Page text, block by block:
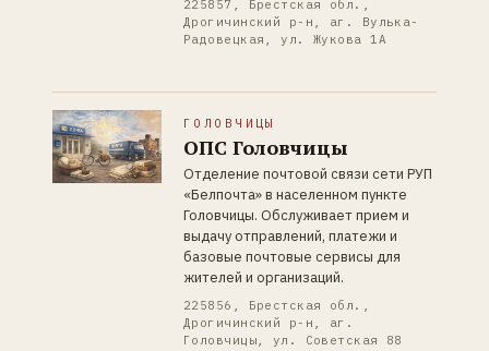
225857, Брестская обл.,
Дрогичинский р-н, аг. Вулька-
Радовецкая, ул. Жукова 1А
ГОЛОВЧИЦЫ
ОПС Головчицы
Отделение почтовой связи сети РУП
«Белпочта» в населенном пункте
Головчицы. Обслуживает прием и
выдачу отправлений, платежи и
базовые почтовые сервисы для
жителей и организаций.
225856, Брестская обл.,
Дрогичинский р-н, аг.
Головчицы, ул. Советская 88